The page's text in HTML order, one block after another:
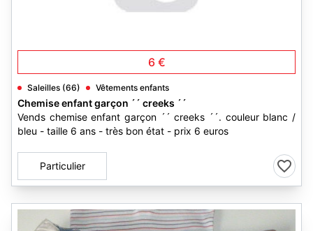
6 €
Saleilles (66) Vêtements enfants
Chemise enfant garçon ´´ creeks ´´
Vends chemise enfant garçon ´´ creeks ´´. couleur blanc /
bleu - taille 6 ans - très bon état - prix 6 euros
Particulier